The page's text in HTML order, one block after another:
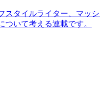
スタイルライター、マッ
いて考える連載です。